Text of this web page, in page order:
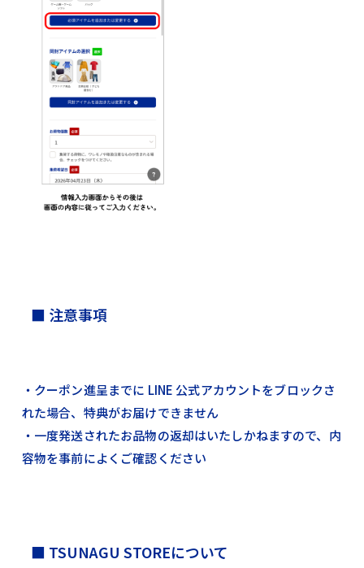
■ 注意事項
・クーポン進呈までに LINE 公式アカウントをブロックさ
れた場合、特典がお届けできません
・一度発送されたお品物の返却はいたしかねますので、内
容物を事前によくご確認ください
■ TSUNAGU STOREについて